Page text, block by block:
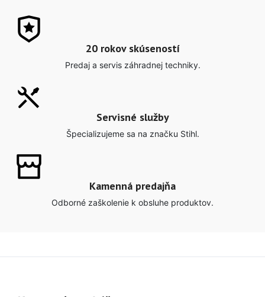
20 rokov skúseností
Predaj a servis záhradnej techniky.
Servisné služby
Špecializujeme sa na značku Stihl.
Kamenná predajňa
Odborné zaškolenie k obsluhe produktov.